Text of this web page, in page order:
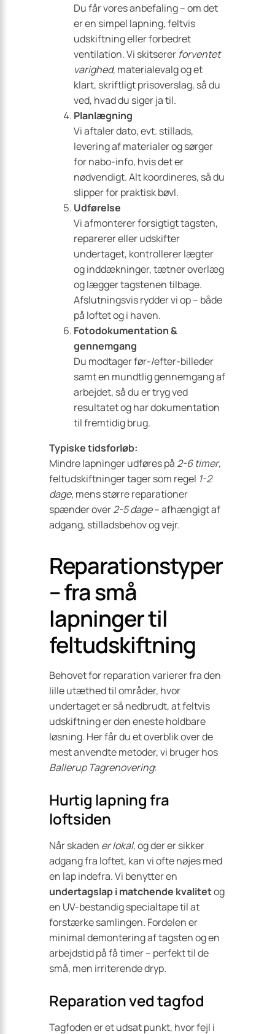
Du får vores anbefaling – om det
er en simpel lapning, feltvis
udskiftning eller forbedret
ventilation. Vi skitserer forventet
varighed, materialevalg og et
klart, skriftligt prisoverslag, så du
ved, hvad du siger ja til.
Planlægning
Vi aftaler dato, evt. stillads,
levering af materialer og sørger
for nabo-info, hvis det er
nødvendigt. Alt koordineres, så du
slipper for praktisk bøvl.
Udførelse
Vi afmonterer forsigtigt tagsten,
reparerer eller udskifter
undertaget, kontrollerer lægter
og inddækninger, tætner overlæg
og lægger tagstenen tilbage.
Afslutningsvis rydder vi op – både
på loftet og i haven.
Fotodokumentation &
gennemgang
Du modtager før-/efter-billeder
samt en mundtlig gennemgang af
arbejdet, så du er tryg ved
resultatet og har dokumentation
til fremtidig brug.
Typiske tidsforløb:
Mindre lapninger udføres på 2-6 timer,
feltudskiftninger tager som regel 1-2
dage, mens større reparationer
spænder over2-5 dage– afhængigt af
adgang, stilladsbehov og vejr.
Reparationstyper
– fra små
lapninger til
feltudskiftning
Behovet for reparation varierer fra den
lille utæthed til områder, hvor
undertaget er så nedbrudt, at feltvis
udskiftning er den eneste holdbare
løsning. Her får du et overblik over de
mest anvendte metoder, vi bruger hos
Ballerup Tagrenovering:
Hurtig lapning fra
loftsiden
Når skaden er lokal, og der er sikker
adgang fra loftet, kan vi ofte nøjes med
en lap indefra. Vi benytter en
undertagslap i matchende kvalitetog
en UV-​bestandig specialtape til at
forstærke samlingen. Fordelen er
minimal demontering af tagsten og en
arbejdstid på få timer – perfekt til de
små, men irriterende dryp.
Reparation ved tagfod
Tagfoden er et udsat punkt, hvor fejl i